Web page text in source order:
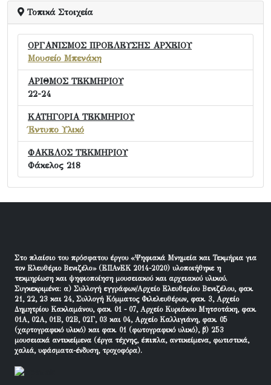
Τοπικά Στοιχεία
ΟΡΓΑΝΙΣΜΟΣ ΠΡΟΕΛΕΥΣΗΣ ΑΡΧΕΙΟΥ
Μουσείο Μπενάκη
ΑΡΙΘΜΟΣ ΤΕΚΜΗΡΙΟΥ
22-24
ΚΑΤΗΓΟΡΙΑ ΤΕΚΜΗΡΙΟΥ
Έντυπο Υλικό
ΦΑΚΕΛΟΣ ΤΕΚΜΗΡΙΟΥ
Φάκελος 218
Στο πλαίσιο του πρόσφατου έργου «Ψηφιακά Μνημεία και Τεκμήρια για
τον Ελευθέριο Βενιζέλο» (ΕΠΑνΕΚ 2014-2020) υλοποιήθηκε η
τεκμηρίωση και ψηφιοποίηση μουσειακού και αρχειακού υλικού.
Συγκεκριμένα: α) Συλλογή εγγράφων/Αρχείο Ελευθερίου Βενιζέλου, φακ.
21, 22, 23 και 24, Συλλογή Κόμματος Φιλελευθέρων, φακ. 3, Αρχείο
Δημητρίου Κακλαμάνου, φακ. 01 - 07, Αρχείο Κυριάκου Μητσοτάκη, φακ.
01Α, 02Α, 01Β, 02Β, 02Γ, 03 και 04, Αρχείο Καλλιγιάνη, φακ. 05
(χαρτογραφικό υλικό) και φακ. 01 (φωτογραφικό υλικό), β) 253
μουσειακά αντικείμενα (έργα τέχνης, έπιπλα, αντικείμενα, φωτιστικά,
χαλιά, υφάσματα-ένδυση, τροχοφόρα).